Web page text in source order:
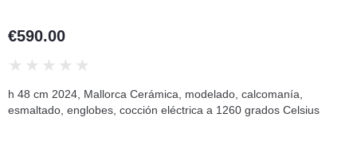
€590.00
★ ★ ★ ★ ★
h 48 cm 2024, Mallorca Cerámica, modelado, calcomanía,
esmaltado, englobes, cocción eléctrica a 1260 grados Celsius